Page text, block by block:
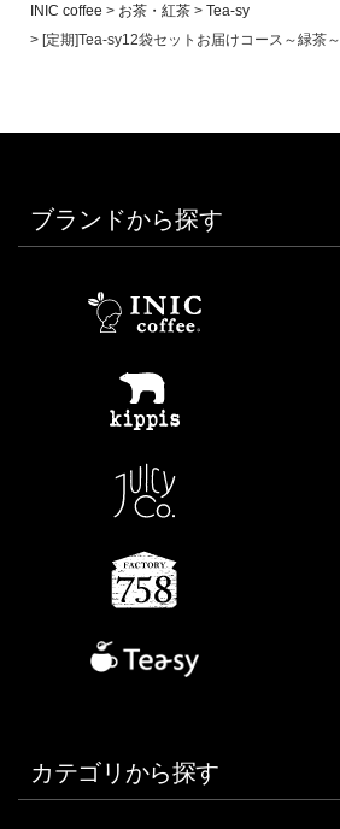
INIC coffee お茶・紅茶
Tea-sy
[定期]Tea-sy12袋セットお届けコース～緑茶～
ブランドから探す
カテゴリから探す